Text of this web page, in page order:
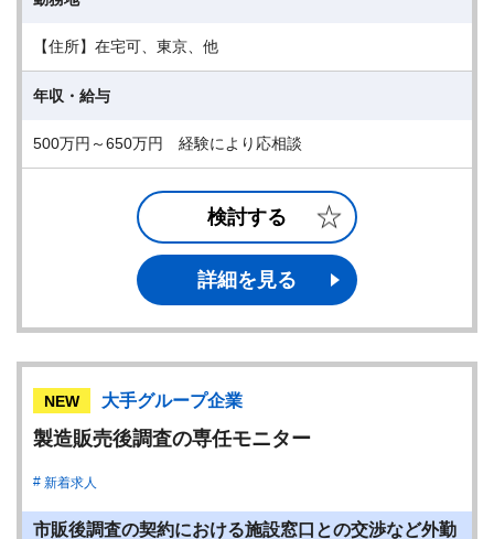
【住所】在宅可、東京、他
年収・給与
500万円～650万円 経験により応相談
検討する
詳細を見る
NEW 大手グループ企業
製造販売後調査の専任モニター
新着求人
市販後調査の契約における施設窓口との交渉など外勤